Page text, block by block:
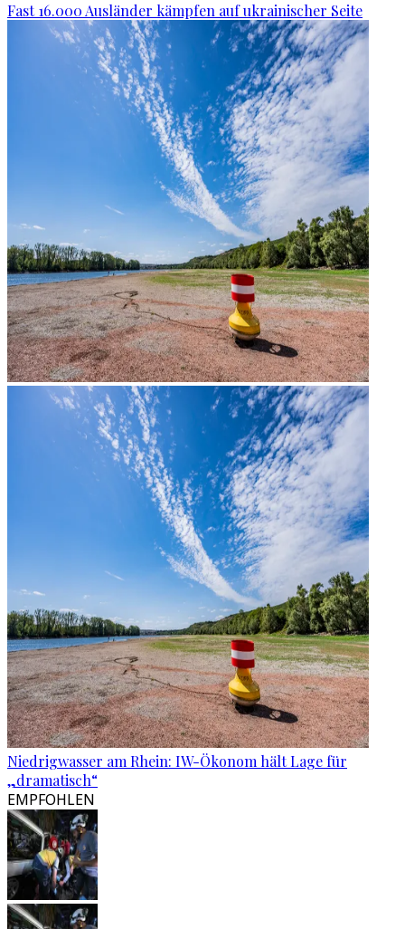
Fast 16.000 Ausländer kämpfen auf ukrainischer Seite
Niedrigwasser am Rhein: IW-Ökonom hält Lage für
„dramatisch“
EMPFOHLEN